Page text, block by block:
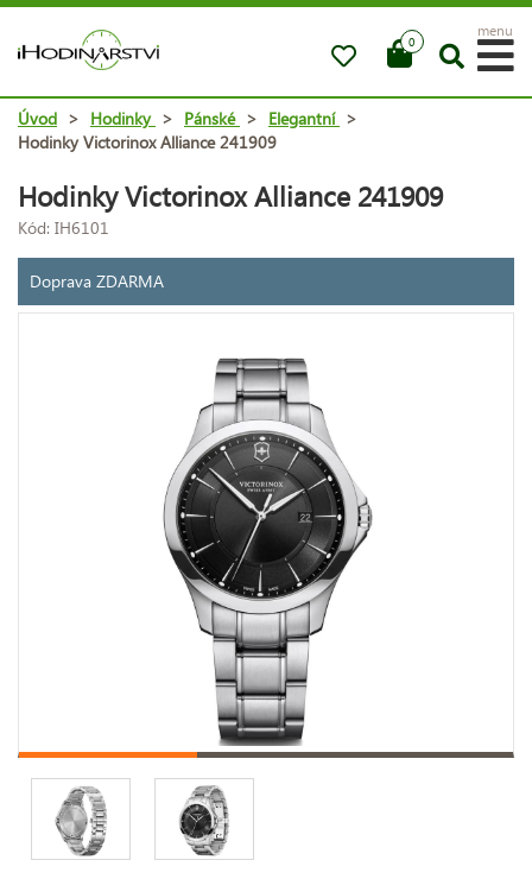
0
menu
Úvod > Hodinky > Pánské > Elegantní >
Hodinky Victorinox Alliance 241909
Hodinky Victorinox Alliance 241909
Kód: IH6101
Doprava ZDARMA